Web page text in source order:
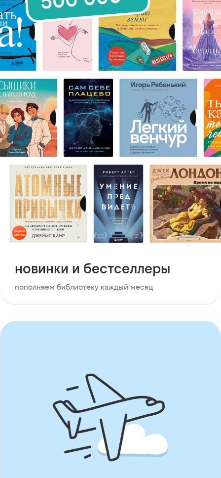
новинки и бестселлеры
пополняем библиотеку каждый месяц